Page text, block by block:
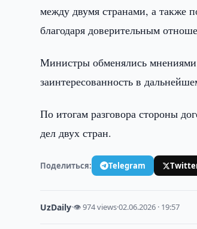
между двумя странами, а также
благодаря доверительным
Министры обменялись мнениями
заинтересованность в
По итогам разговора стороны
дел двух стран.
Поделиться: Telegram
UzDaily·👁 974 views·02.06.2026 · 19:57